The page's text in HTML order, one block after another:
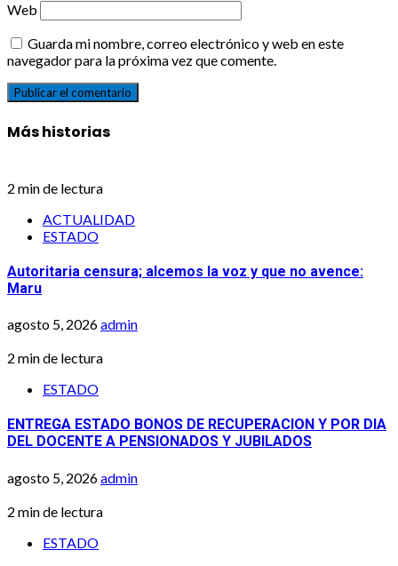
Web
Guarda mi nombre, correo electrónico y web en este
navegador para la próxima vez que comente.
Más historias
2 min de lectura
ACTUALIDAD
ESTADO
Autoritaria censura; alcemos la voz y que no avence:
Maru
agosto 5, 2026admin
2 min de lectura
ESTADO
ENTREGA ESTADO BONOS DE RECUPERACION Y POR DIA
DEL DOCENTE A PENSIONADOS Y JUBILADOS
agosto 5, 2026admin
2 min de lectura
ESTADO